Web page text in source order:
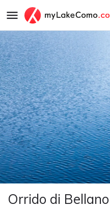
Orrido di Bellano